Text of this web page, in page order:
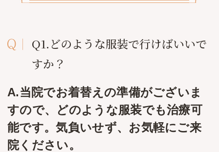
Q1.どのような服装で行けばいいで
すか？
A.当院でお着替えの準備がございま
すので、どのような服装でも治療可
能です。気負いせず、お気軽にご来
院ください。